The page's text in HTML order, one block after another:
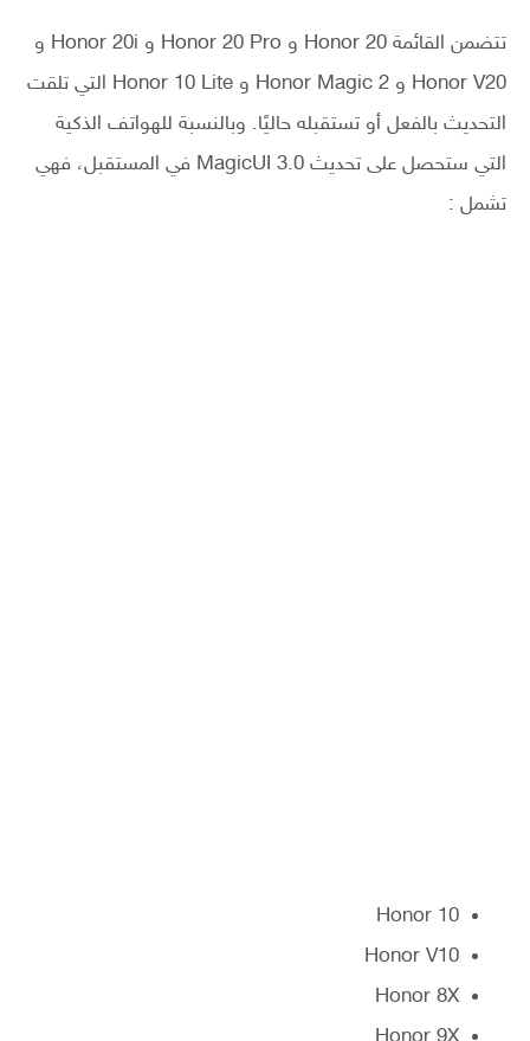
تتضمن القائمة Honor 20 و Honor 20 Pro و Honor 20i و
Honor V20 و Honor Magic 2 و Honor 10 Lite التي تلقت
التحديث بالفعل أو تستقبله حاليًا. وبالنسبة للهواتف الذكية
التي ستحصل على تحديث MagicUI 3.0 في المستقبل، فهي
تشمل :
Honor 10
Honor V10
Honor 8X